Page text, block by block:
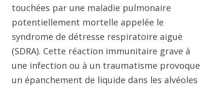
touchées par une maladie pulmonaire
potentiellement mortelle appelée le
syndrome de détresse respiratoire aiguë
(SDRA). Cette réaction immunitaire grave à
une infection ou à un traumatisme provoque
un épanchement de liquide dans les alvéoles